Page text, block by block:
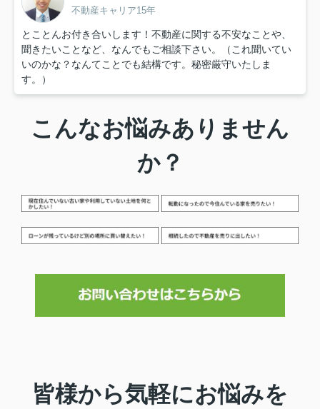
不動産キャリア15年
とことんお付き合いします！不動産に関する不安なことや、
聞きたいことなど、なんでもご相談下さい。（これ聞いてい
いのかな？なんてことでも結構です。秘密厳守いたしま
す。）
こんなお悩みありません
か？
皆様から気軽にお悩みを